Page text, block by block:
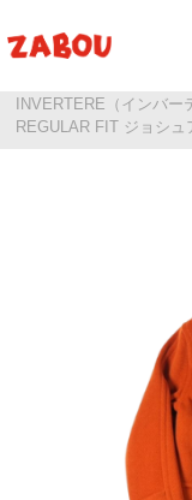
INVERTERE（インバ
REGULAR FIT ジョシ